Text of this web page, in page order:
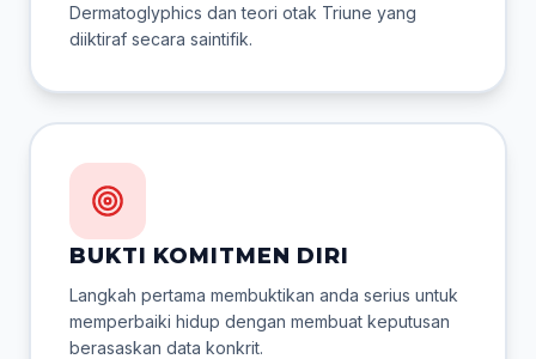
Dermatoglyphics dan teori otak Triune yang
diiktiraf secara saintifik.
BUKTI KOMITMEN DIRI
Langkah pertama membuktikan anda serius untuk
memperbaiki hidup dengan membuat keputusan
berasaskan data konkrit.